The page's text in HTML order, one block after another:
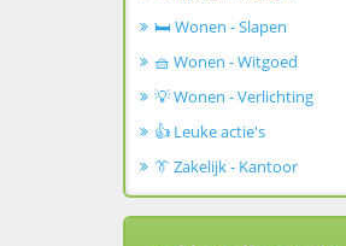
🛏️ Wonen - Slapen
🧺 Wonen - Witgoed
💡 Wonen - Verlichting
👍 Leuke actie's
👔 Zakelijk - Kantoor